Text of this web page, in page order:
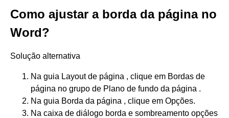
Como ajustar a borda da página no
Word?
Solução alternativa
Na guia Layout de página , clique em Bordas de
página no grupo de Plano de fundo da página .
Na guia Borda da página , clique em Opções.
Na caixa de diálogo borda e sombreamento opções